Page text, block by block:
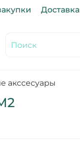
Доставка
акссесуары